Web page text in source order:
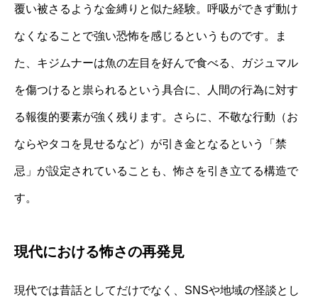
覆い被さるような金縛りと似た経験。呼吸ができず動け
なくなることで強い恐怖を感じるというものです。ま
た、キジムナーは魚の左目を好んで食べる、ガジュマル
を傷つけると祟られるという具合に、人間の行為に対す
る報復的要素が強く残ります。さらに、不敬な行動（お
ならやタコを見せるなど）が引き金となるという「禁
忌」が設定されていることも、怖さを引き立てる構造で
す。
現代における怖さの再発見
現代では昔話としてだけでなく、SNSや地域の怪談とし